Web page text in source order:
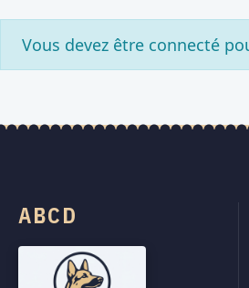
Vous devez être connecté
ABCD